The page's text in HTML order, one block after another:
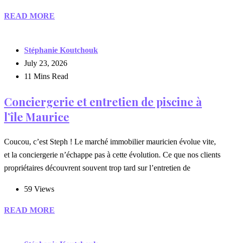
READ MORE
Stéphanie Koutchouk
July 23, 2026
11 Mins Read
Conciergerie et entretien de piscine à
l’île Maurice
Coucou, c’est Steph ! Le marché immobilier mauricien évolue vite,
et la conciergerie n’échappe pas à cette évolution. Ce que nos clients
propriétaires découvrent souvent trop tard sur l’entretien de
59 Views
READ MORE